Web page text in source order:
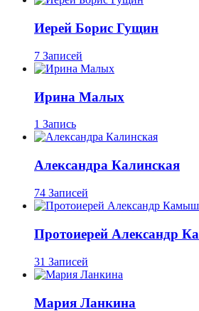
Иерей Борис Гущин
7 Записей
Ирина Малых
1 Запись
Александра Калинская
74 Записей
Протоиерей Александр
31 Записей
Мария Ланкина